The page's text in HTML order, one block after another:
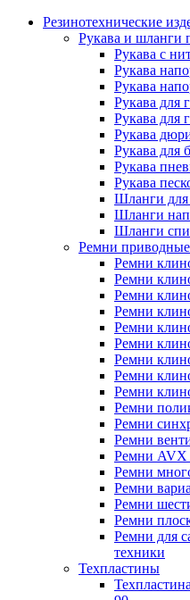
Резинотехнические
Рукава и
Рукава с
Рукава
Рукава
Рукава для
Рукава для
Рукава
Рукава для
Рукава
Рукава
Шланги для
Шланги
Шланги
Ремни приводные
Ремни
Ремни
Ремни
Ремни
Ремни
Ремни
Ремни
Ремни
Ремни
Ремни
Ремни
Ремни
Ремни AVX
Ремни
Ремни
Ремни
Ремни
Ремни для
техники
Техпластины